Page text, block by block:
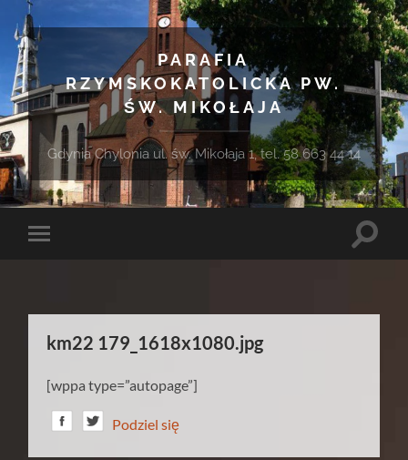
PARAFIA
RZYMSKOKATOLICKA PW.
ŚW. MIKOŁAJA
Gdynia Chylonia ul. św. Mikołaja 1, tel. 58 663 44 14
Toggle
Toggle
km22 179_1618x1080.jpg
[wppa type=”autopage”]
Podziel się